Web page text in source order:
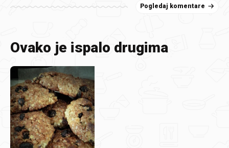
Pogledaj komentare
Ovako je ispalo drugima